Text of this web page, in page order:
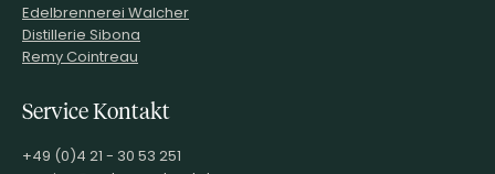
Edelbrennerei Walcher
Distillerie Sibona
Remy Cointreau
Service Kontakt
+49 (0)4 21 - 30 53 251